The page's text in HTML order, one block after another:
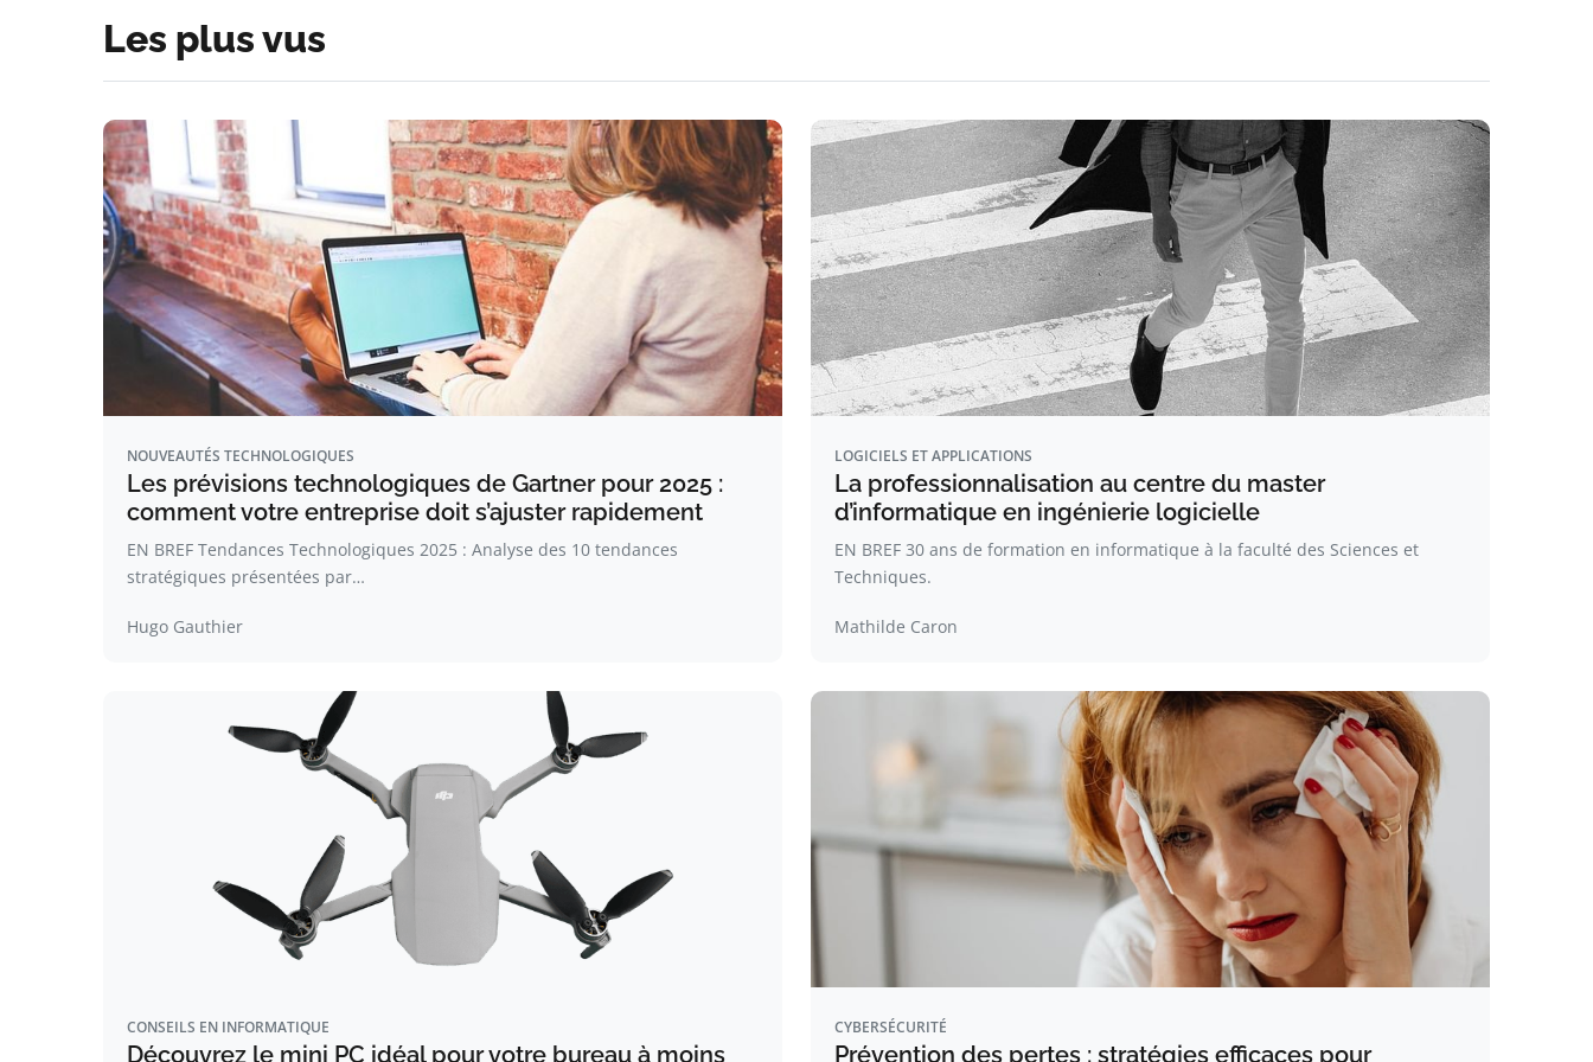
Les plus vus
NOUVEAUTÉS TECHNOLOGIQUES
Les prévisions technologiques de Gartner pour 2025 :
comment votre entreprise doit s’ajuster rapidement
EN BREF Tendances Technologiques 2025 : Analyse des 10 tendances
stratégiques présentées par…
Hugo Gauthier
LOGICIELS ET APPLICATIONS
La professionnalisation au centre du master
d’informatique en ingénierie logicielle
EN BREF 30 ans de formation en informatique à la faculté des Sciences et
Techniques.
Mathilde Caron
CONSEILS EN INFORMATIQUE
Découvrez le mini PC idéal pour votre bureau à moins
CYBERSÉCURITÉ
Prévention des pertes : stratégies efficaces pour